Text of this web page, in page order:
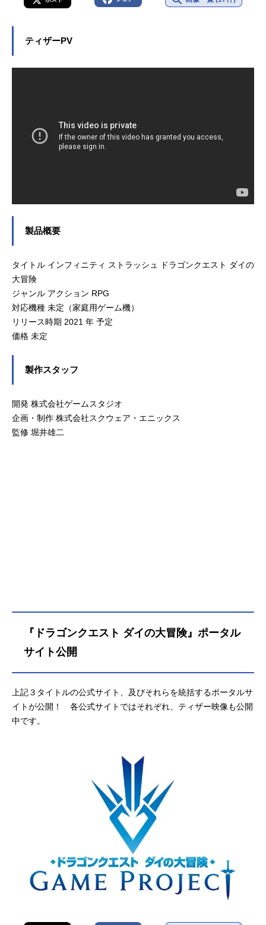
ティザーPV
製品概要
タイトル インフィニティ ストラッシュ ドラゴンクエスト ダイの
大冒険
ジャンル アクション RPG
対応機種 未定（家庭用ゲーム機）
リリース時期 2021 年 予定
価格 未定
製作スタッフ
開発 株式会社ゲームスタジオ
企画・制作 株式会社スクウェア・エニックス
監修 堀井雄二
『ドラゴンクエスト ダイの大冒険』ポータル
サイト公開
上記３タイトルの公式サイト、及びそれらを統括するポータルサ
イトが公開！ 各公式サイトではそれぞれ、ティザー映像も公開
中です。